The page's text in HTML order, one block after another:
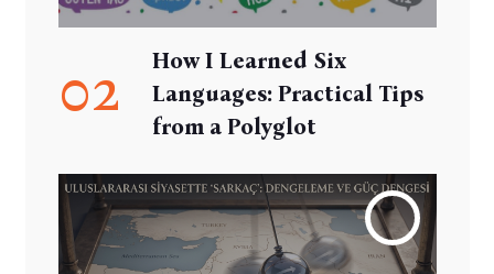
02
How I Learned Six
Languages: Practical Tips
from a Polyglot